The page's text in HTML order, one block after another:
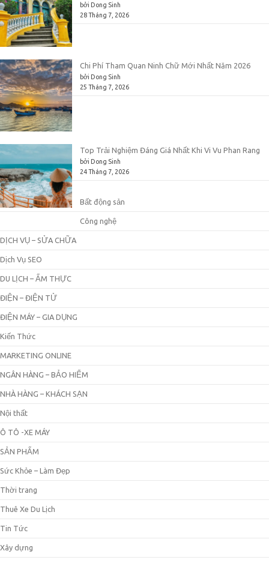
bởi Dong Sinh
28 Tháng 7, 2026
Chi Phí Tham Quan Ninh Chữ Mới Nhất Năm 2026
bởi Dong Sinh
25 Tháng 7, 2026
Top Trải Nghiệm Đáng Giá Nhất Khi Vi Vu Phan Rang
bởi Dong Sinh
24 Tháng 7, 2026
Bất động sản
Công nghệ
DỊCH VỤ – SỬA CHỮA
Dịch Vụ SEO
DU LỊCH – ẨM THỰC
ĐIỆN – ĐIỆN TỬ
ĐIỆN MÁY – GIA DỤNG
Kiến Thức
MARKETING ONLINE
NGÂN HÀNG – BẢO HIỂM
NHÀ HÀNG – KHÁCH SẠN
Nội thất
Ô TÔ -XE MÁY
SẢN PHẨM
Sức Khỏe – Làm Đẹp
Thời trang
Thuê Xe Du Lịch
Tin Tức
Xây dựng